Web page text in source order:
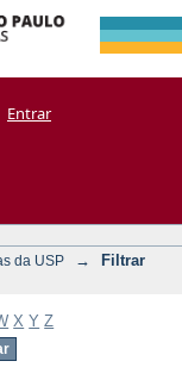
Entrar
da USP →
Filtrar
X Y Z